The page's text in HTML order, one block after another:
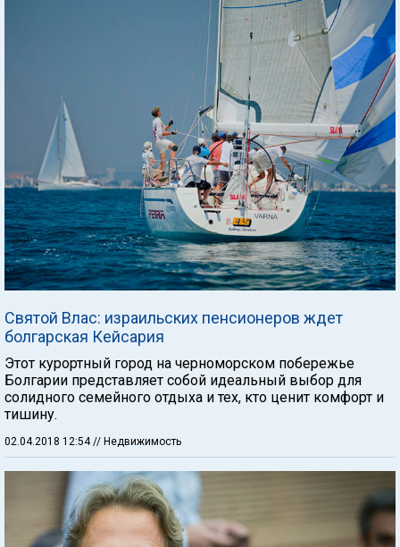
Святой Влас: израильских пенсионеров ждет
болгарская Кейсария
Этот курортный город на черноморском побережье
Болгарии представляет собой идеальный выбор для
солидного семейного отдыха и тех, кто ценит комфорт и
тишину.
02.04.2018 12:54 // Недвижимость